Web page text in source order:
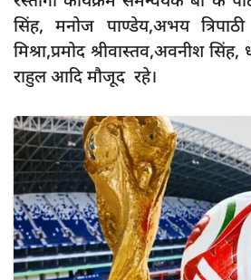
सिंह, मनोज पाण्डेय,अभय
मिश्रा,प्रमोद श्रीवास्तव,अवनीश
राहुल आदि मौजूद रहे‌।